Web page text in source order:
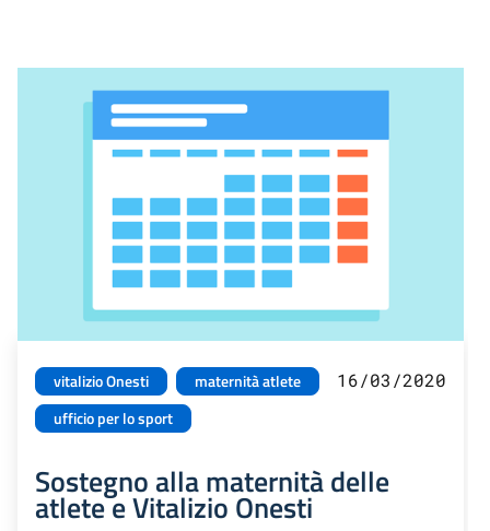
vitalizio Onesti
maternità atlete
ufficio per lo sport
16/03/2020
Sostegno alla maternità delle
atlete e Vitalizio Onesti